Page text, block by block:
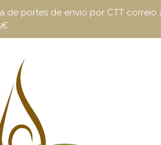
de portes de envio por CTT